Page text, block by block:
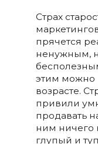
Страх
прячется
ненужным,
этим можно
возрасте.
привили
продавать
ним ничего
глупый и